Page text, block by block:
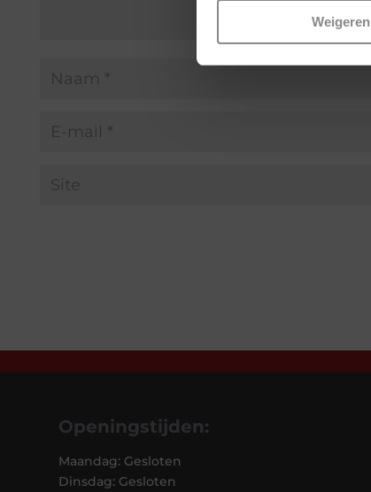
Weigeren
Openingstijden:
Maandag: Gesloten
Dinsdag: Gesloten